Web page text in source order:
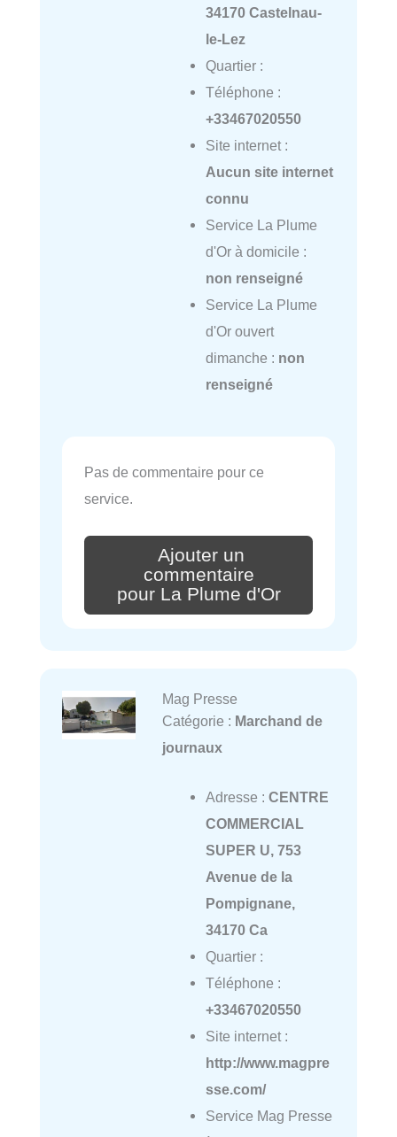
34170 Castelnau-
le-Lez
Quartier :
Téléphone :
+33467020550
Site internet :
Aucun site internet
connu
Service La Plume
d'Or à domicile :
non renseigné
Service La Plume
d'Or ouvert
dimanche : non
renseigné
Pas de commentaire pour ce
service.
Ajouter un
commentaire
pour La Plume d'Or
Mag Presse
Catégorie : Marchand de
journaux
Adresse : CENTRE
COMMERCIAL
SUPER U, 753
Avenue de la
Pompignane,
34170 Ca
Quartier :
Téléphone :
+33467020550
Site internet :
http://www.magpre
sse.com/
Service Mag Presse